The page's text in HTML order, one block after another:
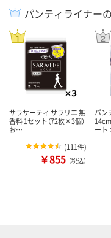
パンティライナー
サラサーティ サラリエ 無
香料 1セット（72枚×3個）
お…
(111件)
￥855 （税込）
パン
ート